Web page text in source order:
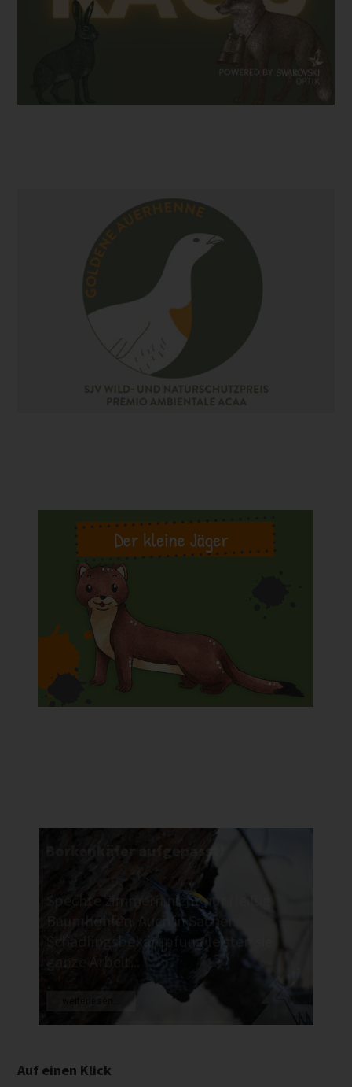
Borkenkäfer aufgepasst!
Spechte zimmern nicht nur fleißig
Baumhöhlen. Auch in Sachen
Schädlingsbekämpfung leisten sie
ganze Arbeit...
Auf einen Klick